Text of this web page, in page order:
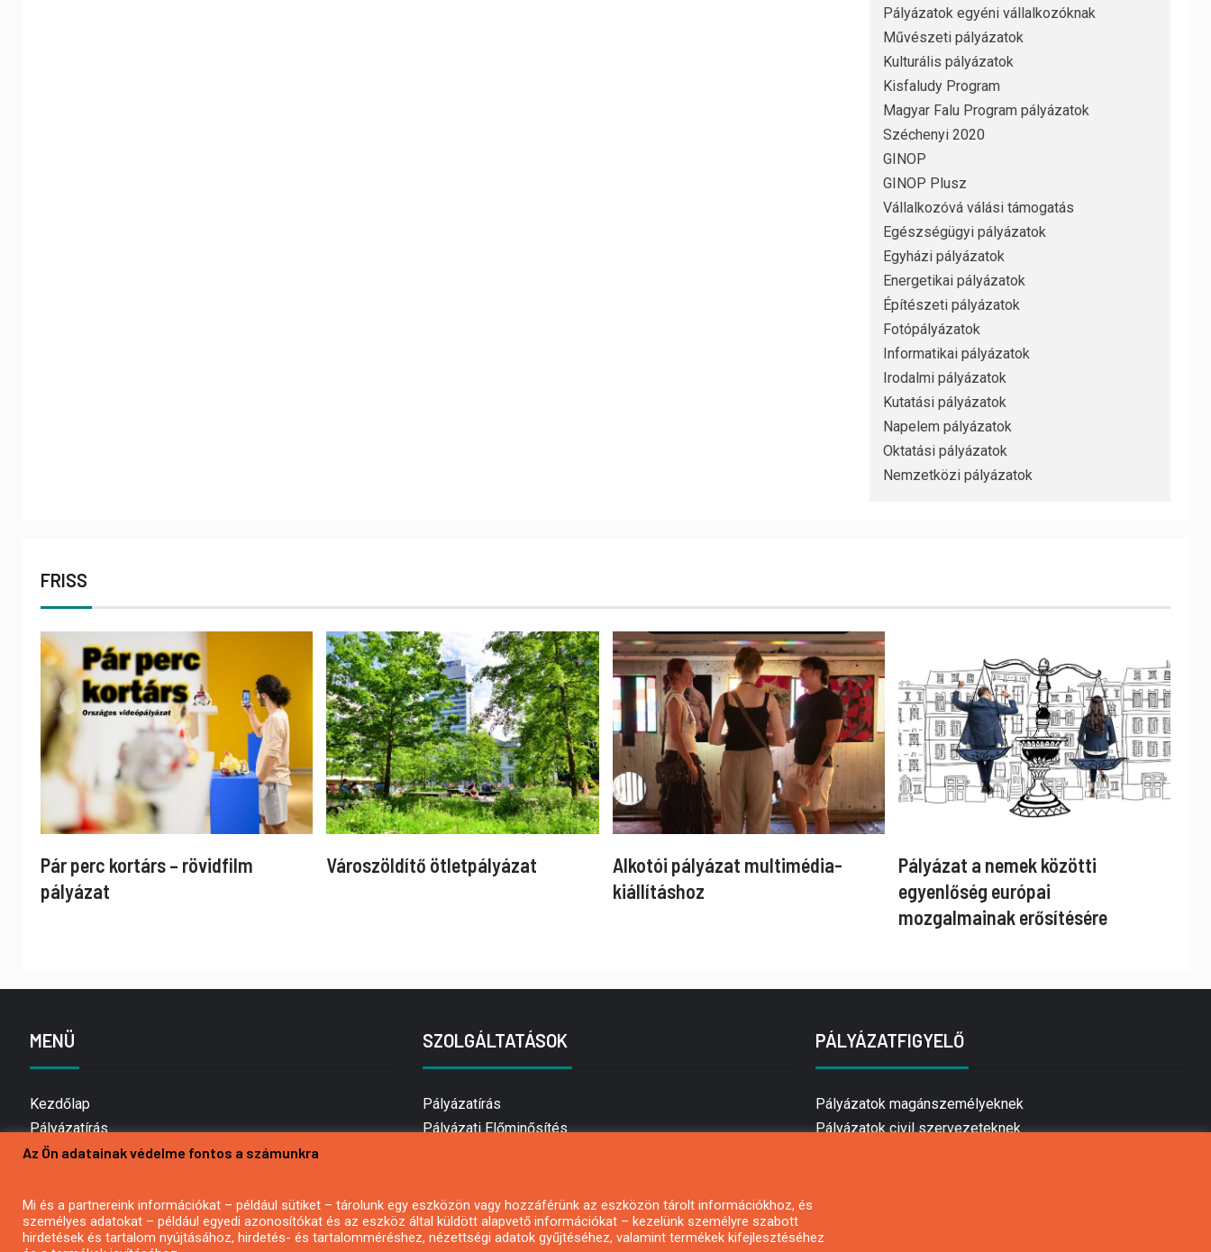
Pályázatok egyéni vállalkozóknak
Művészeti pályázatok
Kulturális pályázatok
Kisfaludy Program
Magyar Falu Program pályázatok
Széchenyi 2020
GINOP
GINOP Plusz
Vállalkozóvá válási támogatás
Egészségügyi pályázatok
Egyházi pályázatok
Energetikai pályázatok
Építészeti pályázatok
Fotópályázatok
Informatikai pályázatok
Irodalmi pályázatok
Kutatási pályázatok
Napelem pályázatok
Oktatási pályázatok
Nemzetközi pályázatok
FRISS
Pár perc kortárs – rövidfilm
pályázat
Városzöldítő ötletpályázat
Alkotói pályázat multimédia-
kiállításhoz
Pályázat a nemek közötti
egyenlőség európai
mozgalmainak erősítésére
MENÜ
Kezdőlap
Pályázatírás
Bemutatkozás
Hírlevél feliratkozás
Impresszum
SZOLGÁLTATÁSOK
Pályázatírás
Pályázati Előminősítés
Mezőgazdasági pályázatírás
Pályázatírás magánszemélyeknek
PÁLYÁZATFIGYELŐ
Pályázatok magánszemélyeknek
Pályázatok civil szervezeteknek
Az Ön adatainak védelme fontos a számunkra
Mi és a partnereink információkat – például sütiket – tárolunk egy eszközön vagy hozzáférünk az eszközön tárolt információkhoz, és
személyes adatokat – például egyedi azonosítókat és az eszköz által küldött alapvető információkat – kezelünk személyre szabott
hirdetések és tartalom nyújtásához, hirdetés- és tartalomméréshez, nézettségi adatok gyűjtéséhez, valamint termékek kifejlesztéséhez